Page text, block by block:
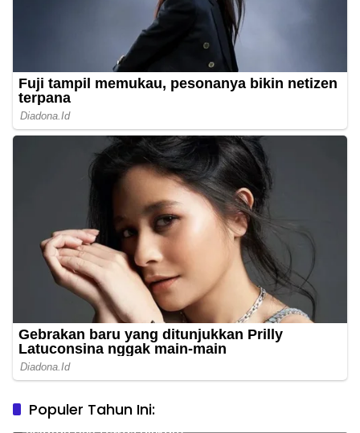
Populer Tahun Ini:
Niat Melerai Cekcok Anak dan Ibu, Ayah Tiri di Daha